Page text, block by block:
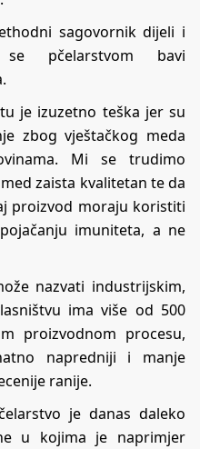
sagovornik dijeli i
pčelarstvom bavi
je izuzetno teška jer su
zbog vještačkog meda
Mi se trudimo
zaista kvalitetan te da
proizvod moraju koristiti
imuniteta, a ne
nazvati industrijskim,
ima više od 500
proizvodnom procesu,
napredniji i manje
ranije.
je danas daleko
u kojima je naprimjer